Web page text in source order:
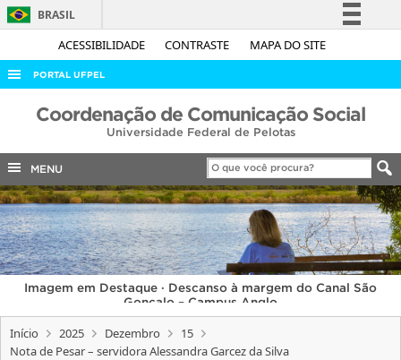
ACESSIBILIDADE CONTRASTE MAPA DO SITE
BRASIL
Simplifique!
Acesso à informação
Legislação
Canais
PORTAL UFPEL
ACESSO À INFORMAÇÃO
COBALTO
CONCURSOS
EDITAIS
INTERNACIONAL
OUVIDORIA
PORTARIAS
TELEFONES
Coordenação de Comunicação Social
Universidade Federal de Pelotas
MENU
Imagem em Destaque · Descanso à margem do Canal São
Gonçalo – Campus Anglo
Início 2025 Dezembro
15
Nota de Pesar – servidora Alessandra Garcez da Silva